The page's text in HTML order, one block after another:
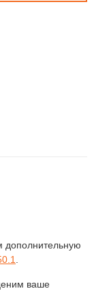
дополнительную
ваше